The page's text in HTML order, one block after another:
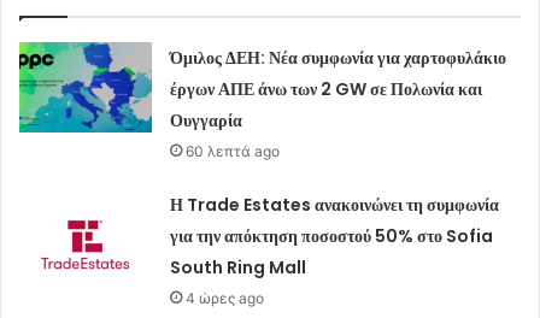
Όμιλος ΔΕΗ: Νέα συμφωνία για χαρτοφυλάκιο
έργων ΑΠΕ άνω των 2 GW σε Πολωνία και
Ουγγαρία
60 λεπτά ago
Η Trade Estates ανακοινώνει τη συμφωνία
για την απόκτηση ποσοστού 50% στο Sofia
South Ring Mall
4 ώρες ago